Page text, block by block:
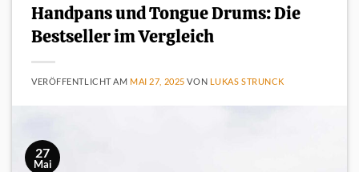
Handpans und Tongue Drums: Die
Bestseller im Vergleich
VERÖFFENTLICHT AM MAI 27, 2025 VON LUKAS STRUNCK
27
Mai